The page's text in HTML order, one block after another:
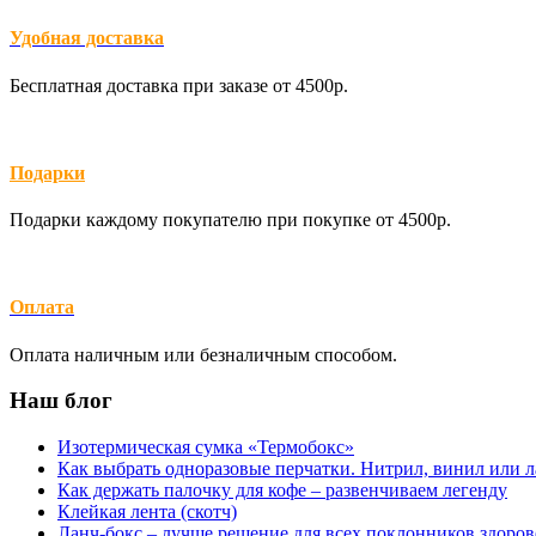
Удобная доставка
Бесплатная доставка при заказе от 4500р.
Подарки
Подарки каждому покупателю при покупке от 4500р.
Оплата
Оплата наличным или безналичным способом.
Наш блог
Изотермическая сумка «Термобокс»
Как выбрать одноразовые перчатки. Нитрил, винил или
Как держать палочку для кофе – развенчиваем легенду
Клейкая лента (скотч)